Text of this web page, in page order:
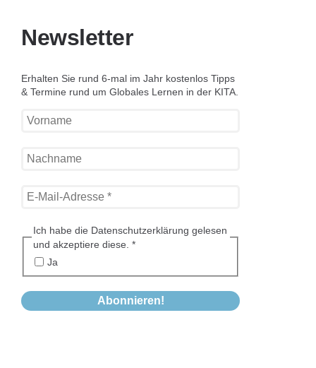
Newsletter
Erhalten Sie rund 6-mal im Jahr kostenlos Tipps
& Termine rund um Globales Lernen in der KITA.
Ich habe die Datenschutzerklärung gelesen
und akzeptiere diese. *
Ja